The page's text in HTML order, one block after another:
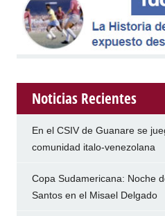
Noticias Recientes
En el CSIV de Guanare se
comunidad italo-venezolana
Copa Sudamericana: Noche
Santos en el Misael Delgado